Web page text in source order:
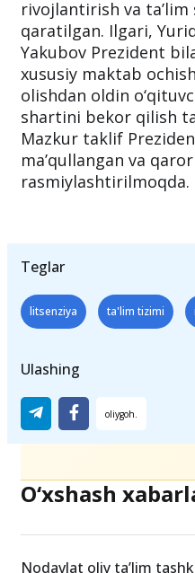
rivojlantirish va
qaratilgan. Ilgari,
Yakubov Prezident
xususiy maktab
olishdan oldin
shartini bekor qilish
Mazkur taklif
ma’qullangan va
rasmiylashtirilmoqda.
Teglar
litsenziya ta'lim tizimi
Ulashing
O‘xshash
Nodavlat oliy ta’lim